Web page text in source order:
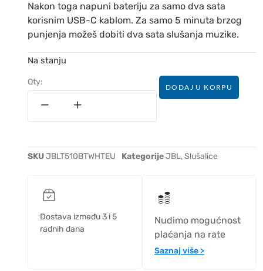
Nakon toga napuni bateriju za samo dva sata
korisnim USB-C kablom. Za samo 5 minuta brzog
punjenja možeš dobiti dva sata slušanja muzike.
Na stanju
Qty:
DODAJ U KORPU
SKUJBLT510BTWHTEU KategorijeJBL,Slušalice
Dostava između 3 i 5
radnih dana
Nudimo mogućnost
plaćanja na rate
Saznaj više >